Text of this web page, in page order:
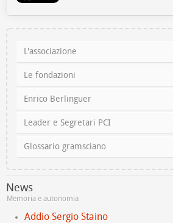
L'associazione
Le fondazioni
Enrico Berlinguer
Leader e Segretari PCI
Glossario gramsciano
News
Memoria e autonomia
Addio Sergio Staino